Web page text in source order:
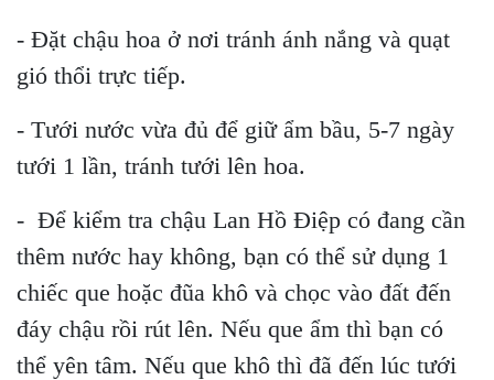
- Đặt chậu hoa ở nơi tránh ánh nắng và quạt
gió thổi trực tiếp.
- Tưới nước vừa đủ để giữ ẩm bầu, 5-7 ngày
tưới 1 lần, tránh tưới lên hoa.
- Để kiểm tra chậu Lan Hồ Điệp có đang cần
thêm nước hay không, bạn có thể sử dụng 1
chiếc que hoặc đũa khô và chọc vào đất đến
đáy chậu rồi rút lên. Nếu que ẩm thì bạn có
thể yên tâm. Nếu que khô thì đã đến lúc tưới